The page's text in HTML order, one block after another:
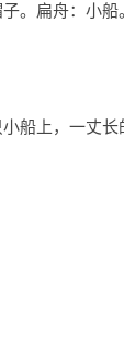
。扁舟：小
船上，一丈